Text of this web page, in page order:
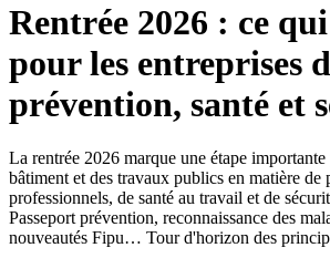
Rentrée 2026 : ce
pour les entreprises
prévention, santé et
La rentrée 2026 marque une étape
bâtiment et des travaux publics en matière de
professionnels, de santé au travail et de
Passeport prévention, reconnaissance des
nouveautés Fipu… Tour d'horizon des